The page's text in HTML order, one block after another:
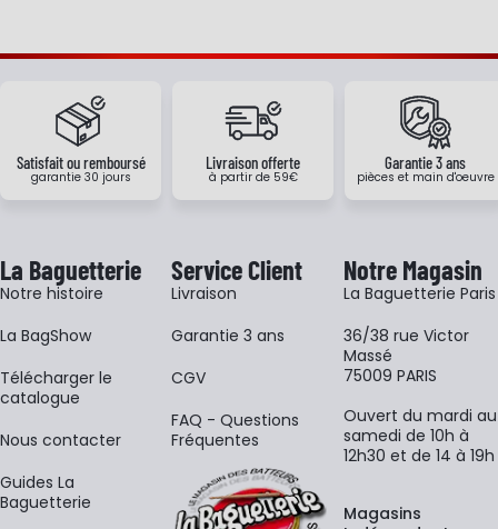
Satisfait ou remboursé
garantie 30 jours
Livraison offerte
à partir de 59€
Garantie 3 ans
pièces et main d'oeuvre
La Baguetterie
Notre histoire
La BagShow
​Télécharger le
catalogue
Nous contacter
Guides La
Baguetterie
Service Client
Livraison
Garantie 3 ans
CGV
FAQ - Questions
Fréquentes
Notre Magasin
La Baguetterie Paris
36/38 rue Victor
Massé
75009 PARIS
Ouvert du mardi au
samedi de 10h à
12h30 et de 14 à 19h
Magasins